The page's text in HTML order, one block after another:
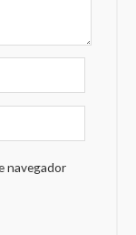
navegador